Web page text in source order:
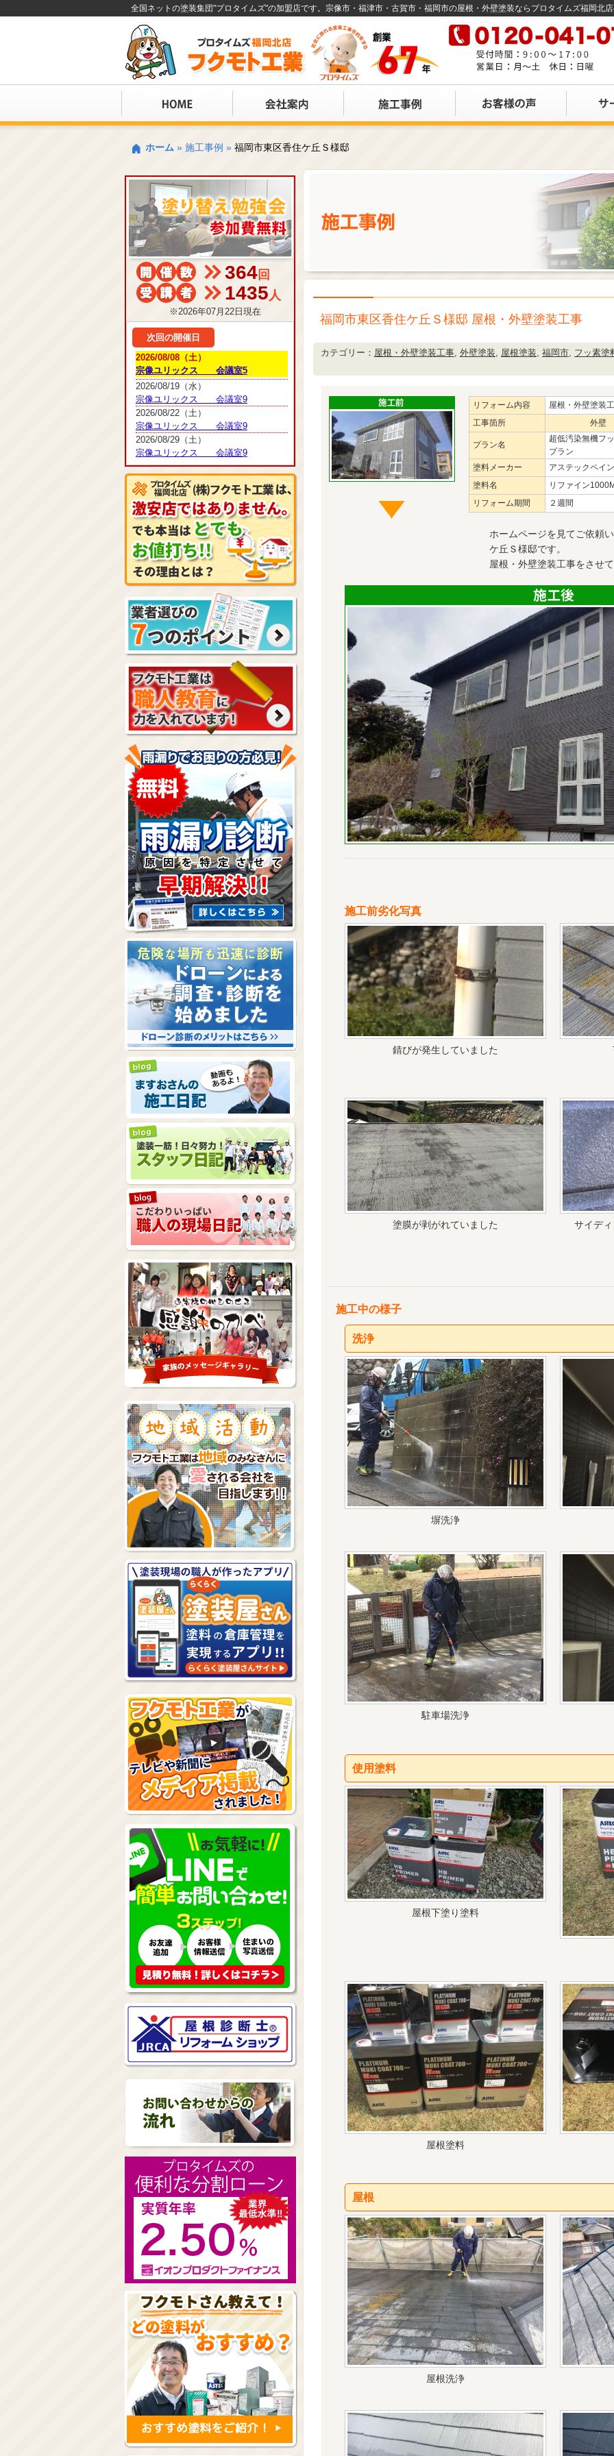
全国ネットの塗装集団"プロタイムズ"の加盟店です。宗像市・福津市・古賀市・福岡市の屋根・外壁塗装ならプロタイムズ福岡北
ホーム » 施工事例 » 福岡市東区香住ケ丘Ｓ様邸
福岡市東区香住ケ丘Ｓ様邸 屋根・外壁塗装工事
カテゴリー： 屋根・外壁塗装工事, 外壁塗装, 屋根塗装, 福岡市, フッ素塗
リフォーム内容
屋根・外壁塗装
工事箇所
外壁
プラン名
超低汚染無機フ
プラン
塗料メーカー
アステックペイ
塗料名
リファイン
リフォーム期間
２週間
ホームページを見てご依頼
ケ丘Ｓ様邸です。
屋根・外壁塗装工事をさせ
施工前劣化写真
錆びが発生していました
塗膜が剥がれていました サイデ
施工中の様子
洗浄
塀洗浄
駐車場洗浄
使用塗料
屋根下塗り塗料
屋根塗料
屋根
屋根洗浄
364回
1435人
※2026年07月22日現在
次回の開催日
2026/08/08（土）
宗像ユリックス 会議室5
2026/08/19（水）
宗像ユリックス 会議室9
2026/08/22（土）
宗像ユリックス 会議室9
2026/08/29（土）
宗像ユリックス 会議室9